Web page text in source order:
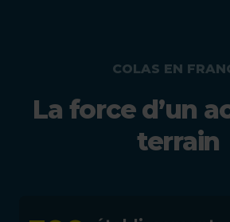
COLAS EN
La force d’un
terrain